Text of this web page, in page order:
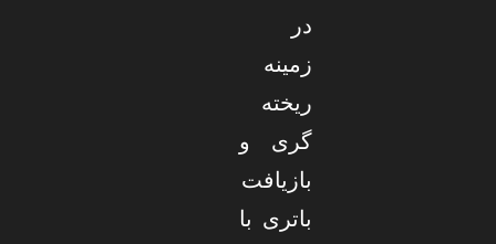
در
زمینه
ریخته
گری و
بازیافت
باتری با